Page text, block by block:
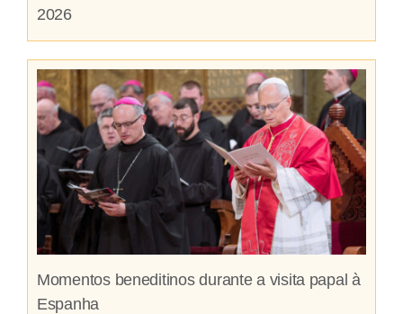
2026
Momentos beneditinos durante a visita papal à
Espanha